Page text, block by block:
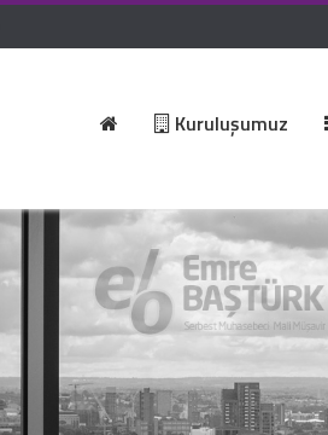
Kuruluşumuz